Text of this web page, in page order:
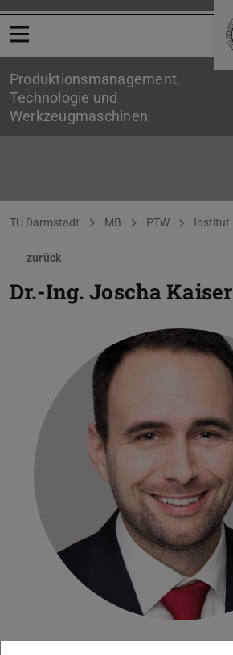
Menü öffnen
Produktionsmanagement,
Technologie und
Werkzeugmaschinen
Sie befinden sich hier:
TU Darmstadt MB PTW Institut
zurück
Dr.-Ing. Joscha Kaiser